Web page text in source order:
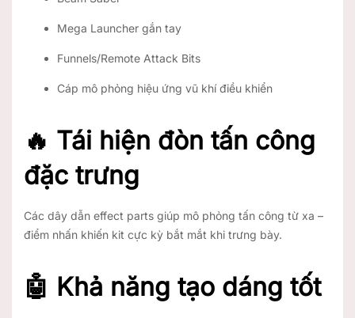
Mega Launcher gắn tay
Funnels/Remote Attack Bits
Cáp mô phỏng hiệu ứng vũ khí điều khiển
🔥 Tái hiện đòn tấn công
đặc trưng
Các dây dẫn effect parts giúp mô phỏng tấn công từ xa –
điểm nhấn khiến kit cực kỳ bắt mắt khi trưng bày.
🤖 Khả năng tạo dáng tốt